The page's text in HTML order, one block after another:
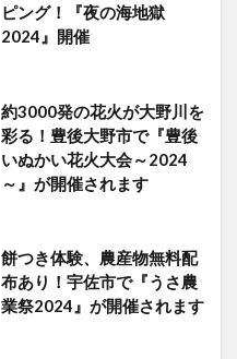
ピング！『夜の海地獄
2024』開催
約3000発の花火が大野川を
彩る！豊後大野市で『豊後
いぬかい花火大会～2024
～』が開催されます
餅つき体験、農産物無料配
布あり！宇佐市で『うさ農
業祭2024』が開催されます